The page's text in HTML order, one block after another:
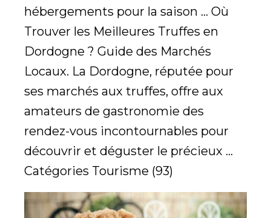
hébergements pour la saison ... Où
Trouver les Meilleures Truffes en
Dordogne ? Guide des Marchés
Locaux. La Dordogne, réputée pour
ses marchés aux truffes, offre aux
amateurs de gastronomie des
rendez-vous incontournables pour
découvrir et déguster le précieux ...
Catégories Tourisme (93)